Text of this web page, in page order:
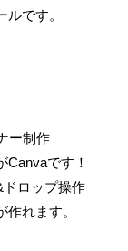
です。
ー制作
です！
ロップ操作
れます。